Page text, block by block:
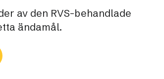
av den RVS-behandlade
ändamål.